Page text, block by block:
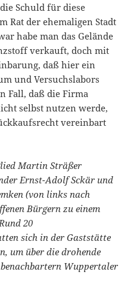
Schuld für diese
Rat der ehemaligen Stadt
habe man das Gelände
verkauft, doch mit
daß hier ein
und Versuchslabors
Fall, daß die Firma
selbst nutzen werde,
vereinbart
Martin Sträßer
Ernst-Adolf Sckär und
(von links nach
Bürgern zu einem
20
sich in der Gaststätte
um über die drohende
Wuppertaler